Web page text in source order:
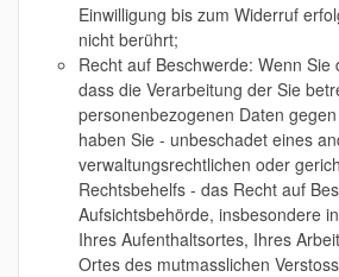
Einwilligung bis zum Widerruf
nicht berührt;
Recht auf Beschwerde: Wenn Sie
dass die Verarbeitung der Sie
personenbezogenen Daten
haben Sie - unbeschadet eines
verwaltungsrechtlichen oder
Rechtsbehelfs - das Recht auf
Aufsichtsbehörde, insbesondere
Ihres Aufenthaltsortes, Ihres
Ortes des mutmasslichen